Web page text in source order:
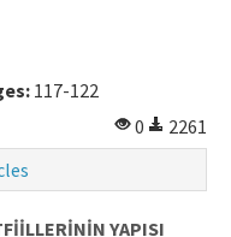
117-122
0
2261
YAPISI